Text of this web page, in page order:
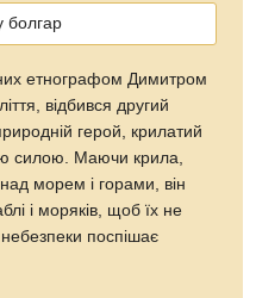
етнографом Димитром
відбився другий
герой, крилатий
силою. Маючи крила,
морем і горами, він
і моряків, щоб їх не
поспішає